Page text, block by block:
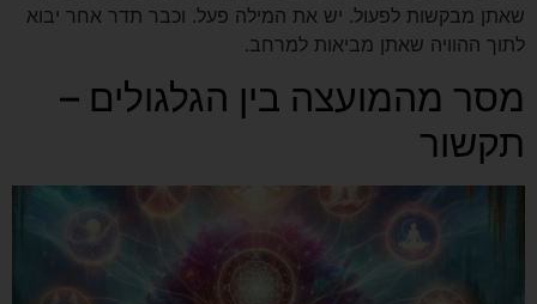
שאתן מבקשות לפעול. יש את המילה פעל. וכבר תדר אחר יבוא
לתוך ההוויה שאתן מביאות למרחב.
מסר מהמועצה בין הגלגולים –
תקשור